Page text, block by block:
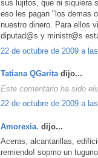
sus lujitos, que ni siquiera
eso les pagan "los demas
nuestro dinero. Para ellos
diputad@s y ministr@s
22 de octubre de 2009 a
Tatiana QGaritadijo...
Este comentario ha sido
22 de octubre de 2009 a
Amorexia. dijo...
Aceras, alcantarillas,
remiendo! sopmo un